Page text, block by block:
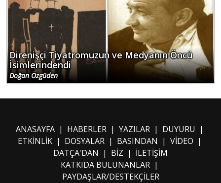
Direnişçi Tiyatromuzun ve Medyanın Öncü
İsimlerindendi
Doğan Özgüden
ANASAYFA| HABERLER| YAZILAR| DUYURU |
ETKİNLİK| DOSYALAR| BASINDAN | VİDEO |
DATÇA'DAN | BİZ | İLETİŞİM
KATKIDA BULUNANLAR |
PAYDAŞLAR/DESTEKÇİLER